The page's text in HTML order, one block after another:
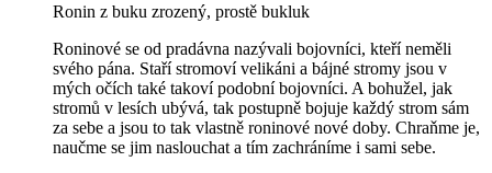
Ronin z buku zrozený, prostě bukluk
Roninové se od pradávna nazývali bojovníci, kteří neměli
svého pána. Staří stromoví velikáni a bájné stromy jsou v
mých očích také takoví podobní bojovníci. A bohužel, jak
stromů v lesích ubývá, tak postupně bojuje každý strom sám
za sebe a jsou to tak vlastně roninové nové doby. Chraňme je,
naučme se jim naslouchat a tím zachráníme i sami sebe.